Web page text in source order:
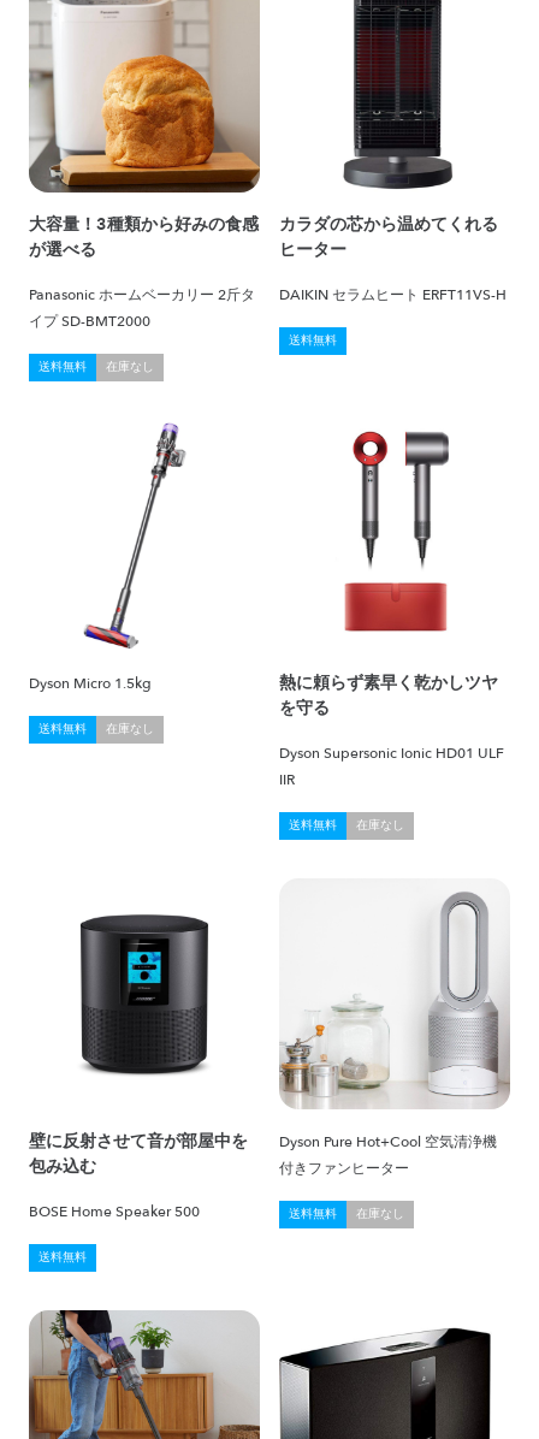
大容量！3種類から好みの食感
が選べる
Panasonic ホームベーカリー 2斤タ
イプ SD-BMT2000
送料無料 在庫なし
カラダの芯から温めてくれる
ヒーター
DAIKIN セラムヒート ERFT11VS-H
送料無料
Dyson Micro 1.5kg
送料無料 在庫なし
熱に頼らず素早く乾かしツヤ
を守る
Dyson Supersonic Ionic HD01 ULF
IIR
送料無料 在庫なし
壁に反射させて音が部屋中を
包み込む
BOSE Home Speaker 500
送料無料
Dyson Pure Hot+Cool 空気清浄機
付きファンヒーター
送料無料 在庫なし